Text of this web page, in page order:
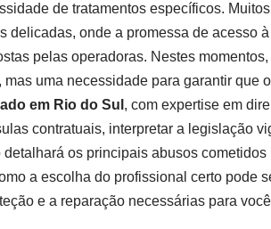
de tratamentos específicos. Muitos
delicadas, onde a promessa de acesso
pelas operadoras. Nestes momentos,
uma necessidade para garantir que
em Rio do Sul , com expertise em
contratuais, interpretar a legislação
os principais abusos cometidos
a escolha do profissional certo pode
e a reparação necessárias para